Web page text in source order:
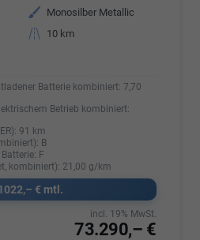
Außenfarbe
Monosilber Metallic
Kilometerstand
10 km
Batterie kombiniert:7,70
Betrieb kombiniert:
91 km
B
F
kombiniert): 21,00 g/km
€ mtl.
73.290,– €
incl. 19% MwSt.